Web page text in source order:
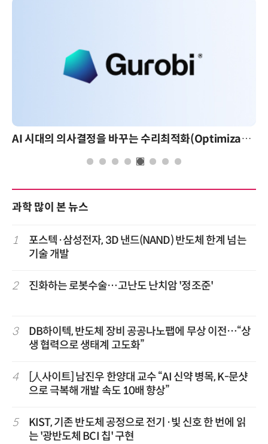
AI 시대의 의사결정을 바꾸는 수리최적화(Optimization): 실제 산업 적용 사례와 활용 전략
과학 많이 본 뉴스
1
포스텍·삼성전자, 3D 낸드(NAND) 반도체 한계 넘는
기술 개발
2 진화하는 로봇수술…고난도 난치암 '정조준'
3
DB하이텍, 반도체 장비 공공나노팹에 무상 이전…“상
생 협력으로 생태계 고도화”
4
[人사이트] 남진우 한양대 교수 “AI 신약 병목, K-문샷
으로 극복해 개발 속도 10배 향상”
5
KIST, 기존 반도체 공정으로 전기·빛 신호 한 번에 읽
는 '광반도체 BCI 칩' 구현